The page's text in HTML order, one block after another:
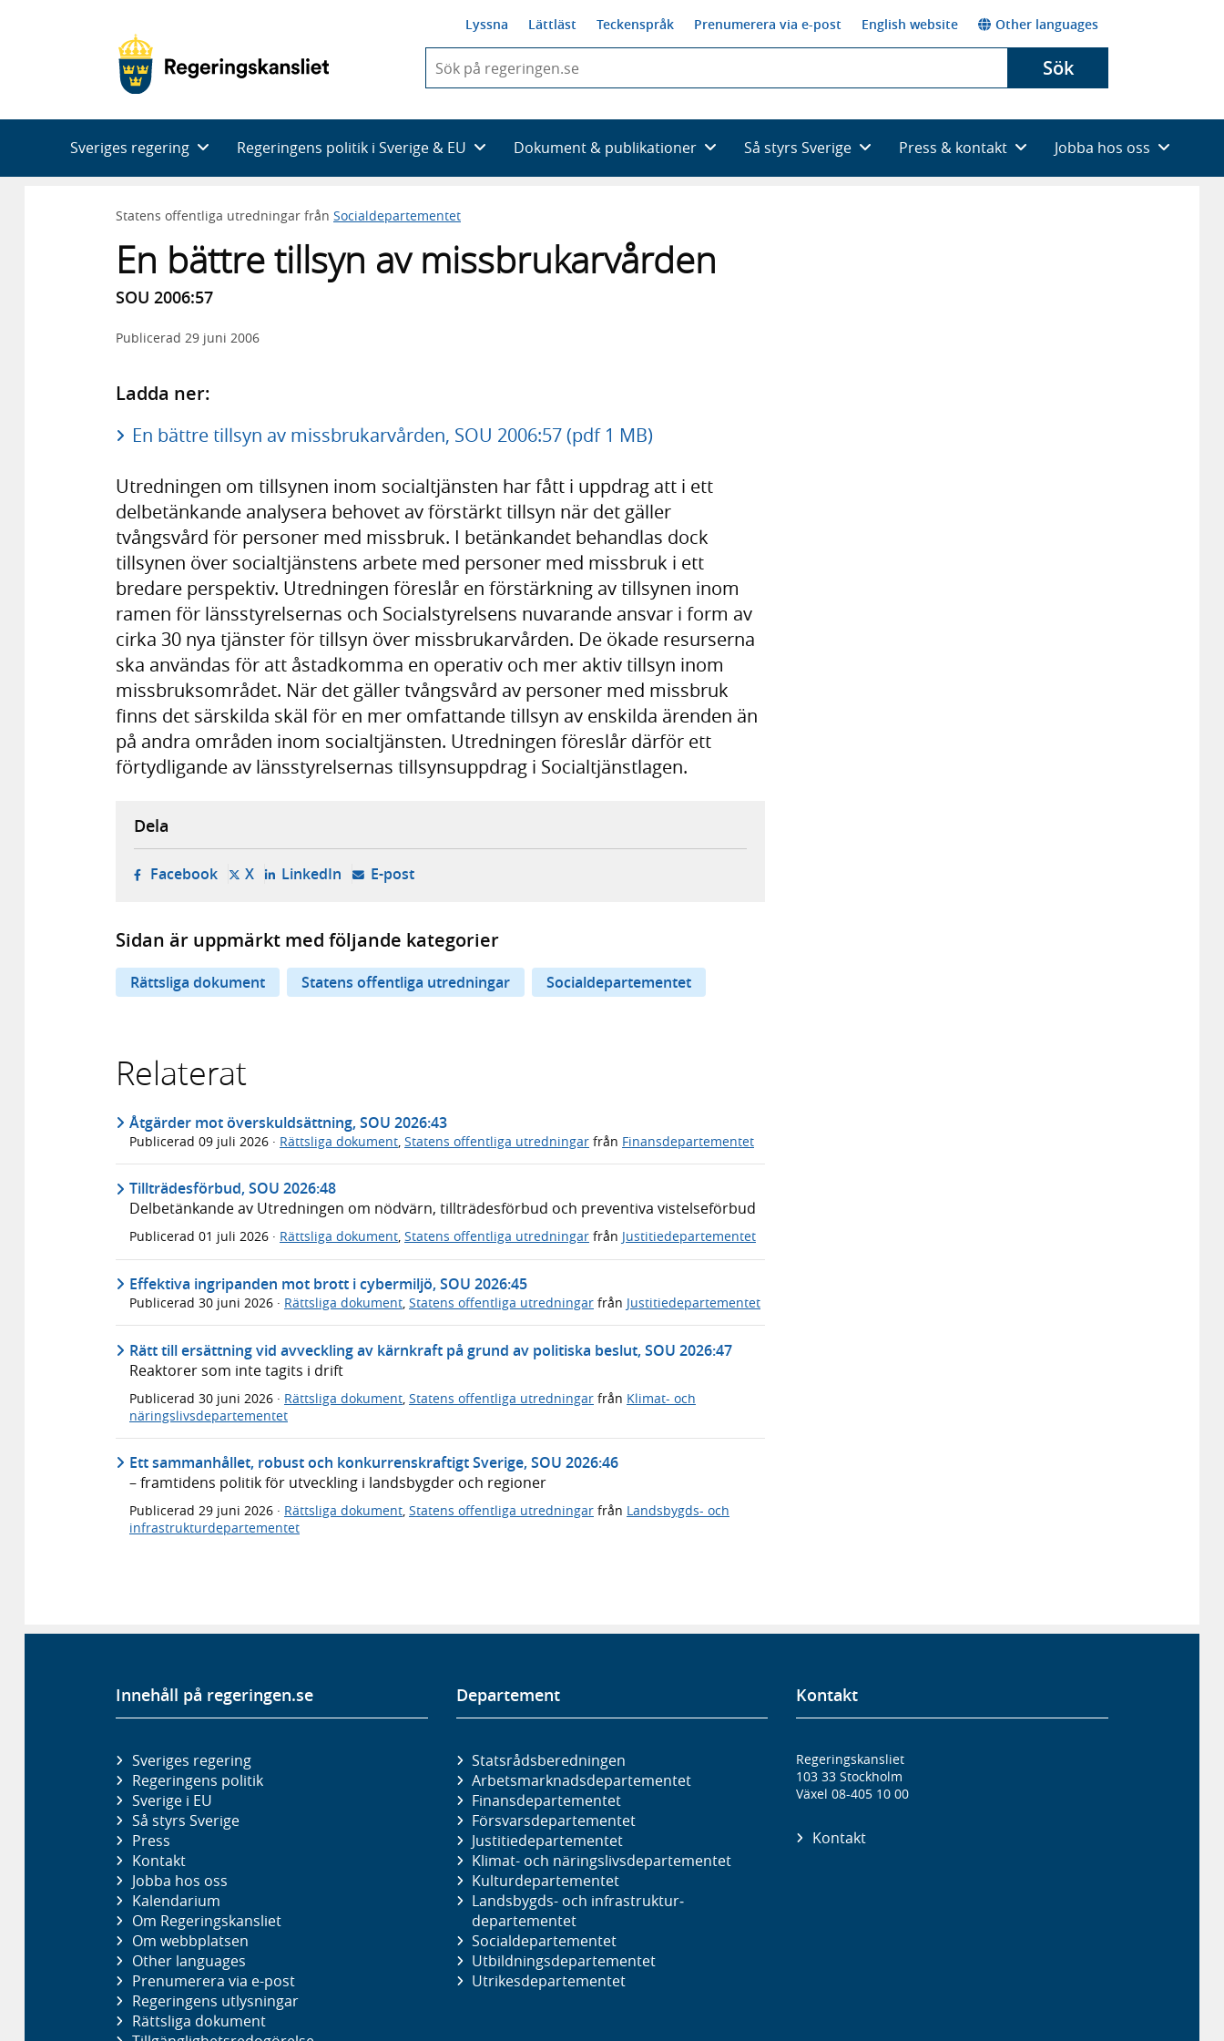
Lyssna Lättläst Teckenspråk Prenumerera via e-post English website Other languages
du
skriva
framträder
en
med
Sök
Sveriges regering Regeringens politik i Sverige & EU Dokument & publikationer Så styrs Sverige Press & kontakt Jobba hos oss
Statens offentliga utredningar från Socialdepartementet
En bättre tillsyn av missbrukarvården
SOU 2006:57
Publicerad 29 juni 2006
Ladda ner:
En bättre tillsyn av missbrukarvården, SOU 2006:57 (pdf 1 MB)
Utredningen om tillsynen inom socialtjänsten har fått i uppdrag att i ett
delbetänkande analysera behovet av förstärkt tillsyn när det gäller
tvångsvård för personer med missbruk. I betänkandet behandlas dock
tillsynen över socialtjänstens arbete med personer med missbruk i ett
bredare perspektiv. Utredningen föreslår en förstärkning av tillsynen inom
ramen för länsstyrelsernas och Socialstyrelsens nuvarande ansvar i form av
cirka 30 nya tjänster för tillsyn över missbrukarvården. De ökade resurserna
ska användas för att åstadkomma en operativ och mer aktiv tillsyn inom
missbruksområdet. När det gäller tvångsvård av personer med missbruk
finns det särskilda skäl för en mer omfattande tillsyn av enskilda ärenden än
på andra områden inom socialtjänsten. Utredningen föreslår därför ett
förtydligande av länsstyrelsernas tillsynsuppdrag i Socialtjänstlagen.
Dela
Facebook- öppnas i ny flik, extern webbplats,
X- öppnas i ny flik, extern webbplats,
LinkedIn- öppnas i ny flik, extern webbplats,
E-post- öppnar din e-postklient,
Sidan är uppmärkt med följande kategorier
Rättsliga dokument Statens offentliga utredningar Socialdepartementet
Relaterat
Åtgärder mot överskuldsättning, SOU 2026:43
Publicerad 09 juli 2026 · Rättsliga dokument Statens offentliga utredningar från Finansdepartementet
Tillträdesförbud, SOU 2026:48
Delbetänkande av Utredningen om nödvärn, tillträdesförbud och preventiva vistelseförbud
Publicerad 01 juli 2026 · Rättsliga dokument, Statens offentliga utredningar från Justitiedepartementet
Effektiva ingripanden mot brott i cybermiljö, SOU 2026:45
Publicerad 30 juni 2026 · Rättsliga dokument, Statens offentliga utredningar från Justitiedepartementet
Rätt till ersättning vid avveckling av kärnkraft på grund av politiska beslut, SOU 2026:47
Reaktorer som inte tagits i drift
Publicerad 30 juni 2026 · Rättsliga dokument Statens offentliga utredningar från Klimat- och
näringslivsdepartementet
Ett sammanhållet, robust och konkurrenskraftigt Sverige, SOU 2026:46
– framtidens politik för utveckling i landsbygder och regioner
Publicerad 29 juni 2026 · Rättsliga dokument, Statens offentliga utredningar från Landsbygds- och
infrastrukturdepartementet
Innehåll på regeringen.se
Sveriges regering
Regeringens politik
Sverige i EU
Så styrs Sverige
Press
Kontakt
Jobba hos oss
Kalendarium
Om Regeringskansliet
Om webbplatsen
Other languages
Prenumerera via e-post
Regeringens utlysningar
Rättsliga dokument
Departement
Statsrådsberedningen
Arbetsmarknads­departementet
Finans­departementet
Försvars­departementet
Justitie­departementet
Klimat- och näringslivs­departementet
Kultur­departementet
Landsbygds- och infrastruktur­
departementet
Social­departementet
Utbildnings­departementet
Utrikes­departementet
Kontakt
Regeringskansliet
103 33 Stockholm
Växel 08-405 10 00
Kontakt